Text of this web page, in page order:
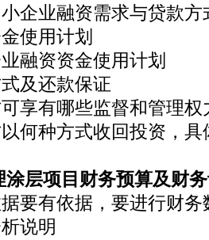
业融资需求与贷款方
使用计划
资资金使用计划
及还款保证
有哪些监督和管理权
种方式收回投资，具
涂层项目财务预算及财
据要有依据，要进行财
说明